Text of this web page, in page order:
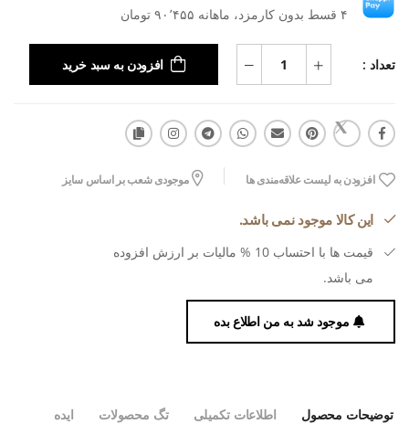
۴ قسط بدون کارمزد، ماهانه ۹۰٬۴۵۵ تومان
تعداد : افزودن به سبد خرید
افزودن به لیست علاقه‌مندی ها موجودی شعب بر اساس سایز
این کالا موجود نمی باشد.
قیمت ها با احتساب 10 % مالیات بر ارزش افزوده
می باشد.
موجود شد به من اطلاع بده
توضیحات محصول اطلاعات تکمیلی تگ محصولات ایده